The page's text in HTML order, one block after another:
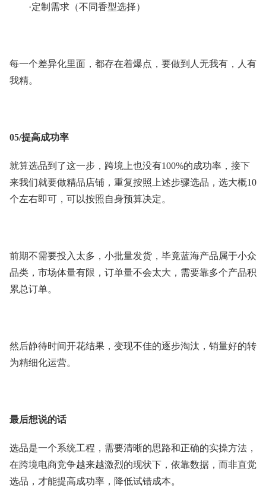
·定制需求（不同香型选择）
每一个差异化里面，都存在着爆点，要做到人无我有，人有
我精。
05/提高成功率
就算选品到了这一步，跨境上也没有100%的成功率，接下
来我们就要做精品店铺，重复按照上述步骤选品，选大概10
个左右即可，可以按照自身预算决定。
前期不需要投入太多，小批量发货，毕竟蓝海产品属于小众
品类，市场体量有限，订单量不会太大，需要靠多个产品积
累总订单。
然后静待时间开花结果，变现不佳的逐步淘汰，销量好的转
为精细化运营。
最后想说的话
选品是一个系统工程，需要清晰的思路和正确的实操方法，
在跨境电商竞争越来越激烈的现状下，依靠数据，而非直觉
选品，才能提高成功率，降低试错成本。